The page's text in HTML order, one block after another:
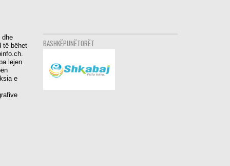
dhe
të bëhet
lejen
e
BASHKËPUNËTORËT